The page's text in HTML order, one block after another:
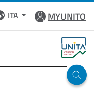
ITA MYUNITO
Run